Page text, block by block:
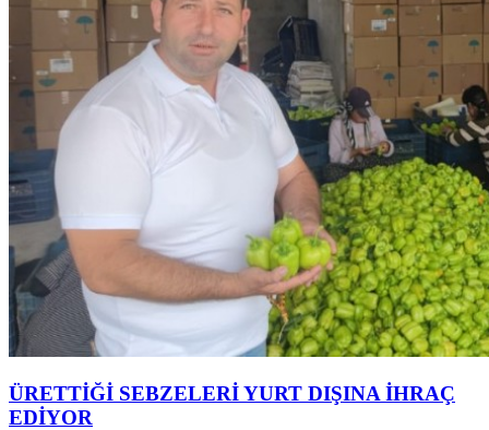
ÜRETTİĞİ SEBZELERİ YURT DIŞINA İHRAÇ
EDİYOR